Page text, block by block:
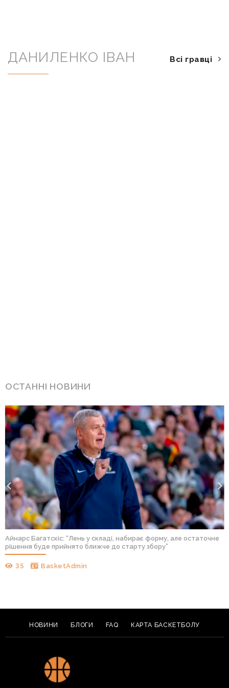
ДАНИЛЕНКО ІВАН Всі гравці
ОСТАННІ НОВИНИ
Айнарс Багатскіс: “Лень у складі, набирає форму, але остаточне
рішення буде прийнято ближче до старту збору”
35 BasketAdmin
НОВИНИ БЛОГИ FAQ КАРТА БАСКЕТБОЛУ